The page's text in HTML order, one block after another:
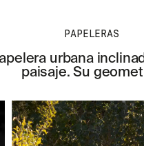
PAPELERAS
urbana
paisaje. Su